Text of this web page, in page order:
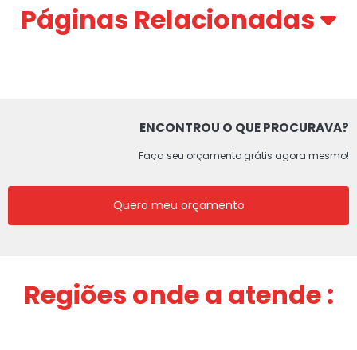
Páginas Relacionadas
ENCONTROU O QUE PROCURAVA?
Faça seu orçamento grátis agora mesmo!
Quero meu orçamento
Regiões onde a atende :